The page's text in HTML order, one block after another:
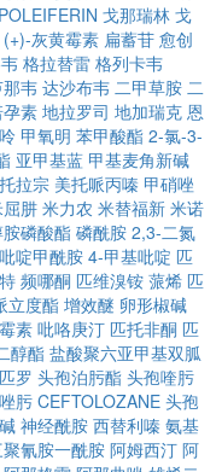
戈那瑞林 戈
(+)-灰黄霉素 扁蓄苷 愈创
格拉替雷 格列卡韦
韦 达沙布韦 二甲草胺 二
素 地拉罗司 地加瑞克 恩
甲氧明 苯甲酸酯 2-氯-3-
亚甲基蓝 甲基麦角新碱
拉宗 美托哌丙嗪 甲硝唑
肼 米力农 米替福新 米诺
磷酸酯 磷酰胺 2,3-二氮
吡啶甲酰胺 4-甲基吡啶 匹
频哪酮 匹维溴铵 蒎烯 匹
立度酯 增效醚 卵形椒碱
素 吡咯庚汀 匹托非酮 匹
醇酯 盐酸聚六亚甲基双胍
罗 头孢泊肟酯 头孢喹肟
肟 CEFTOLOZANE 头孢
神经酰胺 西替利嗪 氨基
氰胺一酰胺 阿姆西汀 阿